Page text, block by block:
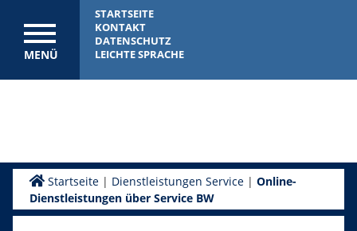
MENÜ
STARTSEITE
KONTAKT
DATENSCHUTZ
LEICHTE SPRACHE
Startseite| Dienstleistungen Service| Online-
Dienstleistungen über Service BW